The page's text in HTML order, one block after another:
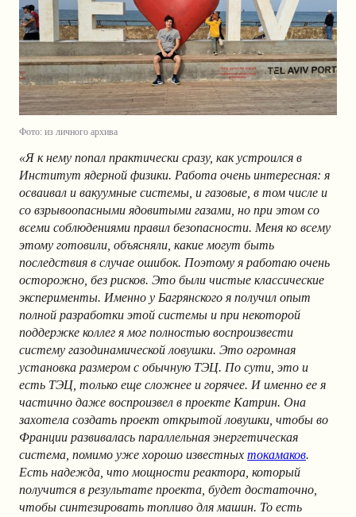
Фото: из личного архива
«Я к нему попал практически сразу, как устроился в
Институт ядерной физики. Работа очень интересная: я
осваивал и вакуумные системы, и газовые, в том числе и
со взрывоопасными ядовитыми газами, но при этом со
всеми соблюдениями правил безопасности. Меня ко всему
этому готовили, объясняли, какие могут быть
последствия в случае ошибок. Поэтому я работаю очень
осторожно, без рисков. Это были чистые классические
эксперименты. Именно у Багрянского я получил опыт
полной разработки этой системы и при некоторой
поддержке коллег я мог полностью воспроизвести
систему газодинамической ловушки. Это огромная
установка размером с обычную ТЭЦ. По сути, это и
есть ТЭЦ, только еще сложнее и горячее. И именно ее я
частично даже воспроизвел в проекте Катрин. Она
захотела создать проект открытой ловушки, чтобы во
Франции развивалась параллельная энергетическая
система, помимо уже хорошо известных токамаков.
Есть надежда, что мощности реактора, который
получится в результате проекта, будет достаточно,
чтобы синтезировать топливо для машин. То есть